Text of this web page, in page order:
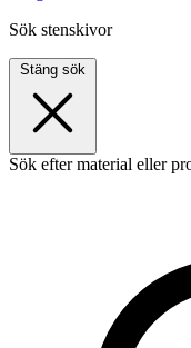
Sök stenskivor
Stäng sök
Sök efter material eller